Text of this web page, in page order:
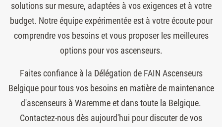
solutions sur mesure, adaptées à vos exigences et à votre
budget. Notre équipe expérimentée est à votre écoute pour
comprendre vos besoins et vous proposer les meilleures
options pour vos ascenseurs.
Faites confiance à la Délégation de FAIN Ascenseurs
Belgique pour tous vos besoins en matière de maintenance
d'ascenseurs à Waremme et dans toute la Belgique.
Contactez-nous dès aujourd'hui pour discuter de vos